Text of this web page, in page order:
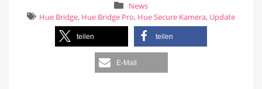
News
Hue Bridge, Hue Bridge Pro, Hue Secure Kamera, Update
teilen teilen
E-Mail